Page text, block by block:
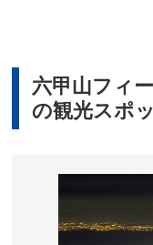
六甲山フィ
の観光スポ